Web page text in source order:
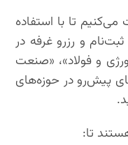
تا با استفاده
و رزرو غرفه در
و فولاد»، «صنعت
پیش‌رو در حوزه‌های
تا: